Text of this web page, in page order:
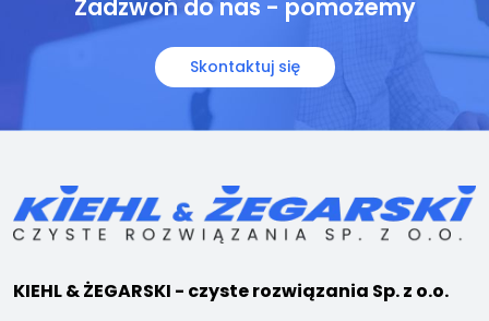
Zadzwoń do nas - pomożemy
Skontaktuj się
KIEHL & ŻEGARSKI - czyste rozwiązania Sp. z o.o.